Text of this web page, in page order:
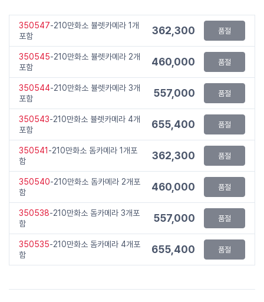
350547-210만화소 뷸렛카메라 1개
포함
362,300 품절
350545-210만화소 뷸렛카메라 2개
포함
460,000 품절
350544-210만화소 뷸렛카메라 3개
포함
557,000 품절
350543-210만화소 뷸렛카메라 4개
포함
655,400 품절
350541 -210만화소 돔카메라 1개포
함
362,300 품절
350540-210만화소 돔카메라 2개포
함
460,000 품절
350538-210만화소 돔카메라 3개포
함
557,000 품절
350535-210만화소 돔카메라 4개포
함
655,400 품절